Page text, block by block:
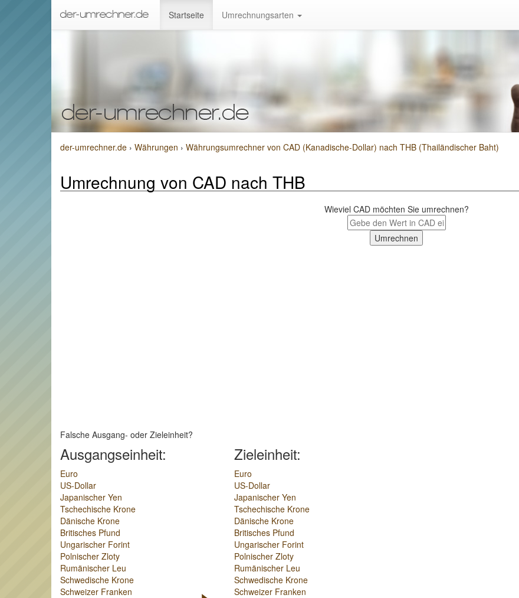
Startseite Umrechnungsarten
der-umrechner.de › Währungen › Währungsumrechner von CAD (Kanadische-Dollar) nach THB (Thailändischer Baht)
Umrechnung von CAD nach THB
Wieviel CAD möchten Sie umrechnen?
Falsche Ausgang- oder Zieleinheit?
Ausgangseinheit:
Euro
US-Dollar
Japanischer Yen
Tschechische Krone
Dänische Krone
Britisches Pfund
Ungarischer Forint
Polnischer Zloty
Rumänischer Leu
Schwedische Krone
Schweizer Franken
Zieleinheit:
Euro
US-Dollar
Japanischer Yen
Tschechische Krone
Dänische Krone
Britisches Pfund
Ungarischer Forint
Polnischer Zloty
Rumänischer Leu
Schwedische Krone
Schweizer Franken